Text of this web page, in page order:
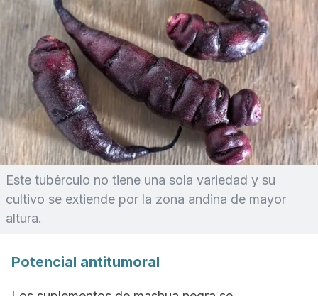
Este tubérculo no tiene una sola variedad y su
cultivo se extiende por la zona andina de mayor
altura.
Potencial antitumoral